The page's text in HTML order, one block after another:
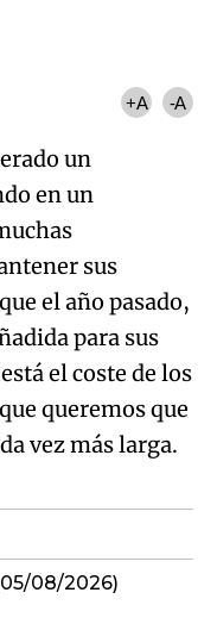
+A -A
un
en un
sus
el año pasado,
para sus
el coste de los
queremos que
vez más larga.
08/2026)